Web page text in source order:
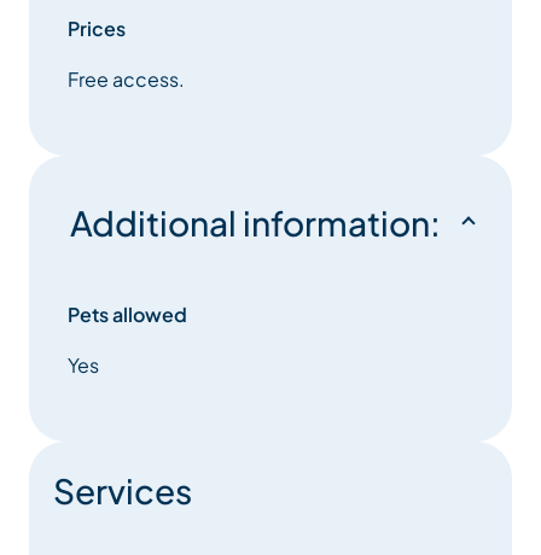
Prices
Free access.
Additional information:
Pets allowed
Yes
Services